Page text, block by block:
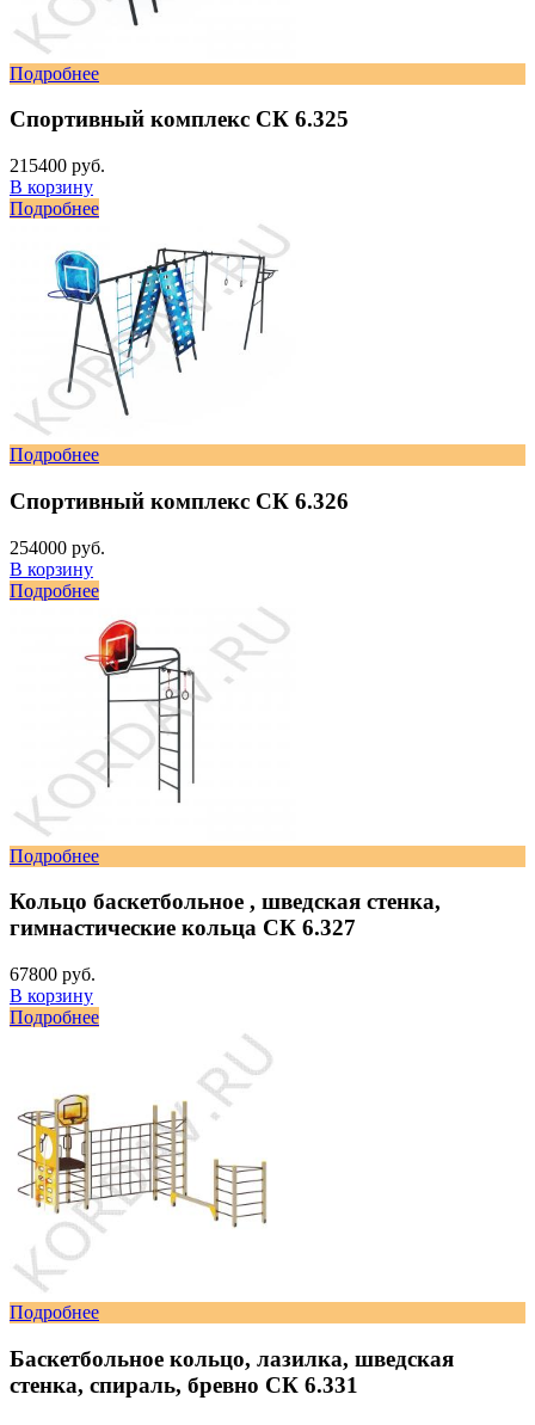
Подробнее
Спортивный комплекс СК 6.325
215400 руб.
В корзину
Подробнее
Подробнее
Спортивный комплекс СК 6.326
254000 руб.
В корзину
Подробнее
Подробнее
Кольцо баскетбольное , шведская стенка,
гимнастические кольца СК 6.327
67800 руб.
В корзину
Подробнее
Подробнее
Баскетбольное кольцо, лазилка, шведская
стенка, спираль, бревно СК 6.331